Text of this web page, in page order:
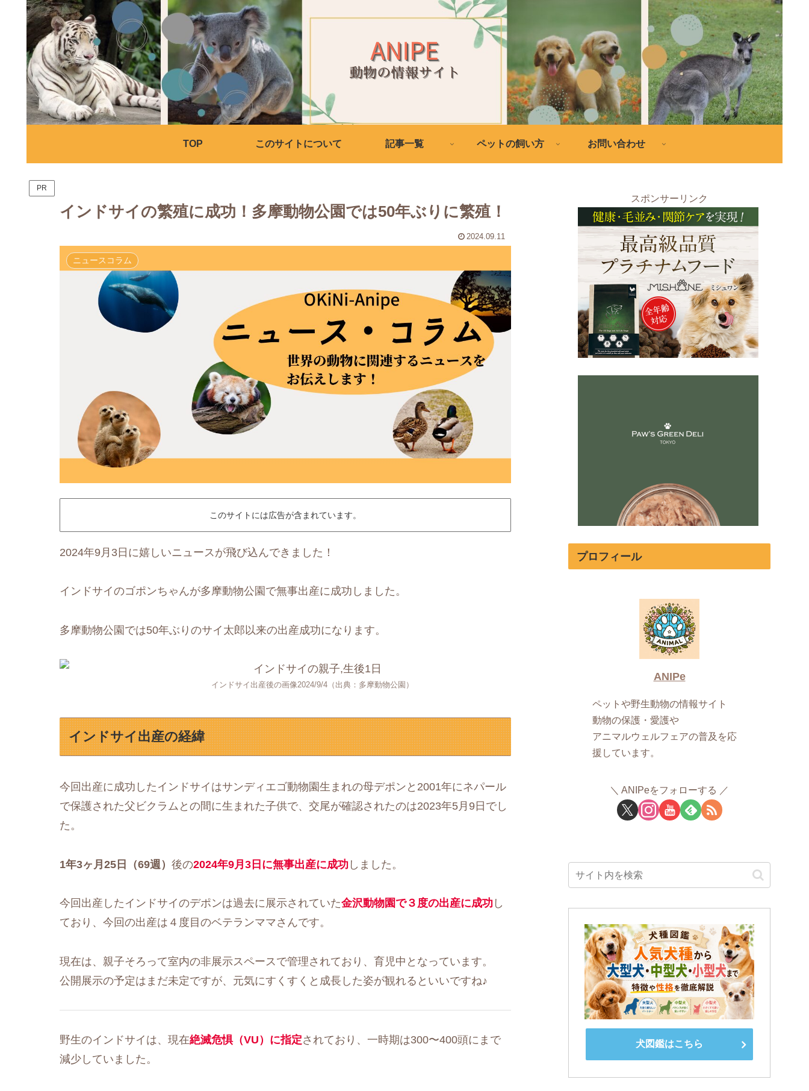
TOP このサイトについて 記事一覧 ペットの飼い方 お問い合わせ
PR
インドサイの繁殖に成功！多摩動物公園では50年ぶりに繁殖！
2024.09.11
ニュースコラム
このサイトには広告が含まれています。
2024年9月3日に嬉しいニュースが飛び込んできました！
インドサイのゴポンちゃんが多摩動物公園で無事出産に成功しました。
多摩動物公園では50年ぶりのサイ太郎以来の出産成功になります。
インドサイ出産後の画像2024/9/4（出典：多摩動物公園）
インドサイ出産の経緯
今回出産に成功したインドサイはサンディエゴ動物園生まれの母デポンと2001年にネパール
で保護された父ビクラムとの間に生まれた子供で、交尾が確認されたのは2023年5月9日でし
た。
1年3ヶ月25日（69週） 後の2024年9月3日に無事出産に成功 しました。
今回出産したインドサイのデポンは過去に展示されていた金沢動物園で３度の出産に成功 し
ており、今回の出産は４度目のベテランママさんです。
現在は、親子そろって室内の非展示スペースで管理されており、育児中となっています。
公開展示の予定はまだ未定ですが、元気にすくすくと成長した姿が観れるといいですね♪
野生のインドサイは、現在絶滅危惧（VU）に指定されており、一時期は300〜400頭にまで
減少していました。
スポンサーリンク
プロフィール
ANIPe
ペットや野生動物の情報サイト
動物の保護・愛護や
アニマルウェルフェアの普及を応
援しています。
ANIPeをフォローする
犬図鑑はこちら